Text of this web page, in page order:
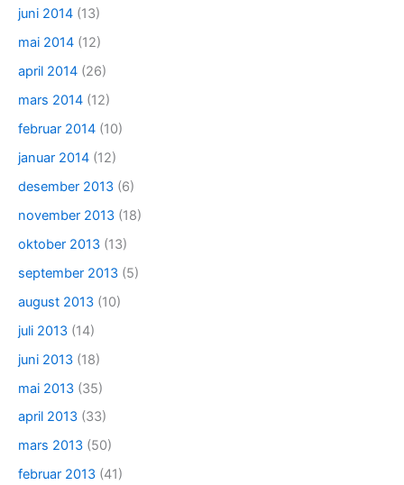
juni 2014 (13)
mai 2014 (12)
april 2014 (26)
mars 2014 (12)
februar 2014 (10)
januar 2014 (12)
desember 2013 (6)
november 2013 (18)
oktober 2013 (13)
september 2013 (5)
august 2013 (10)
juli 2013 (14)
juni 2013 (18)
mai 2013 (35)
april 2013 (33)
mars 2013 (50)
februar 2013 (41)